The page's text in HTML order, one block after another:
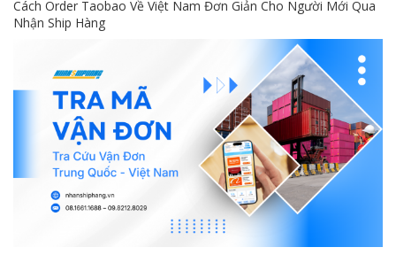
Cách Order Taobao Về Việt Nam Đơn Giản Cho Người Mới Qua
Nhận Ship Hàng